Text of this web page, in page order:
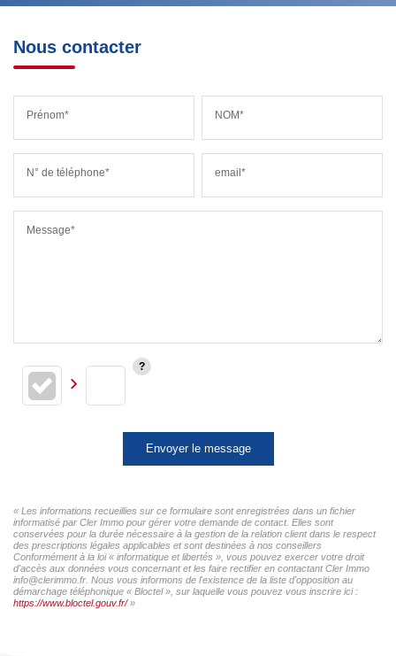
Nous contacter
Prénom* NOM*
N° de téléphone* email*
Message*
Envoyer le message
« Les informations recueillies sur ce formulaire sont enregistrées dans un fichier
informatisé par Cler Immo pour gérer votre demande de contact. Elles sont
conservées pour la durée nécessaire à la gestion de la relation client dans le respect
des prescriptions légales applicables et sont destinées à nos conseillers
Conformément à la loi « informatique et libertés », vous pouvez exercer votre droit
d'accès aux données vous concernant et les faire rectifier en contactant Cler Immo
info@clerimmo.fr. Nous vous informons de l'existence de la liste d'opposition au
démarchage téléphonique « Bloctel », sur laquelle vous pouvez vous inscrire ici :
https://www.bloctel.gouv.fr/»